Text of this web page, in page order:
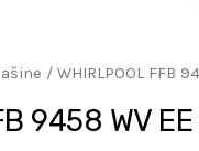
/ WHIRLPOOL FFB
9458 WV